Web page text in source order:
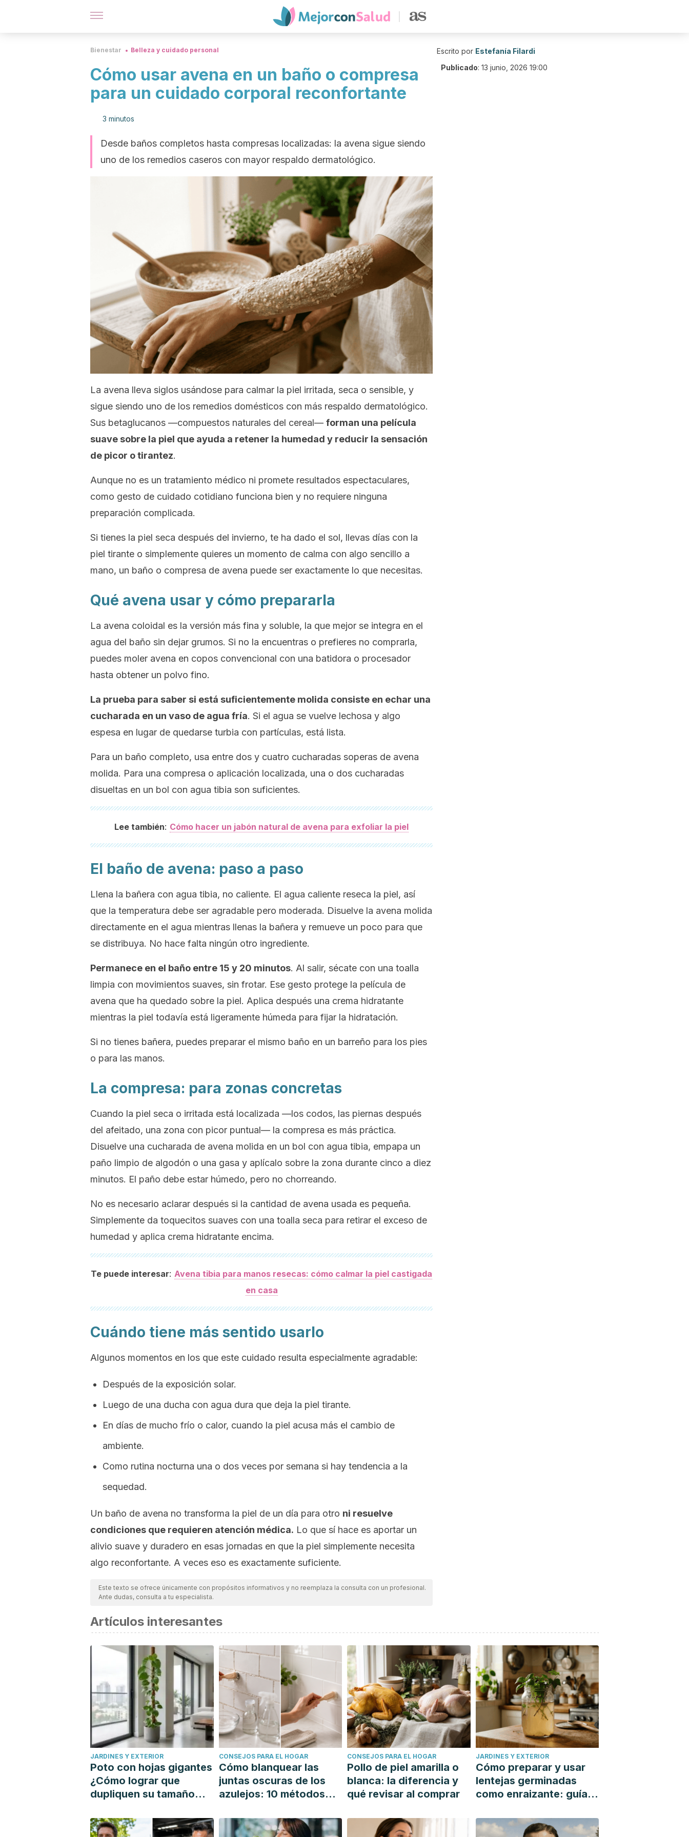
Bienestar Belleza y cuidado personal
Cómo usar avena en un baño o compresa
para un cuidado corporal reconfortante
3 minutos
Desde baños completos hasta compresas localizadas: la avena sigue siendo
uno de los remedios caseros con mayor respaldo dermatológico.
La avena lleva siglos usándose para calmar la piel irritada, seca o sensible, y
sigue siendo uno de los remedios domésticos con más respaldo dermatológico.
Sus betaglucanos —compuestos naturales del cereal— forman una película
suave sobre la piel que ayuda a retener la humedad y reducir la sensación
de picor o tirantez.
Aunque no es un tratamiento médico ni promete resultados espectaculares,
como gesto de cuidado cotidiano funciona bien y no requiere ninguna
preparación complicada.
Si tienes la piel seca después del invierno, te ha dado el sol, llevas días con la
piel tirante o simplemente quieres un momento de calma con algo sencillo a
mano, un baño o compresa de avena puede ser exactamente lo que necesitas.
Qué avena usar y cómo prepararla
La avena coloidal es la versión más fina y soluble, la que mejor se integra en el
agua del baño sin dejar grumos. Si no la encuentras o prefieres no comprarla,
puedes moler avena en copos convencional con una batidora o procesador
hasta obtener un polvo fino.
La prueba para saber si está suficientemente molida consiste en echar una
cucharada en un vaso de agua fría. Si el agua se vuelve lechosa y algo
espesa en lugar de quedarse turbia con partículas, está lista.
Para un baño completo, usa entre dos y cuatro cucharadas soperas de avena
molida. Para una compresa o aplicación localizada, una o dos cucharadas
disueltas en un bol con agua tibia son suficientes.
Lee también: Cómo hacer un jabón natural de avena para exfoliar la piel
El baño de avena: paso a paso
Llena la bañera con agua tibia, no caliente. El agua caliente reseca la piel, así
que la temperatura debe ser agradable pero moderada. Disuelve la avena molida
directamente en el agua mientras llenas la bañera y remueve un poco para que
se distribuya. No hace falta ningún otro ingrediente.
Permanece en el baño entre 15 y 20 minutos. Al salir, sécate con una toalla
limpia con movimientos suaves, sin frotar. Ese gesto protege la película de
avena que ha quedado sobre la piel. Aplica después una crema hidratante
mientras la piel todavía está ligeramente húmeda para fijar la hidratación.
Si no tienes bañera, puedes preparar el mismo baño en un barreño para los pies
o para las manos.
La compresa: para zonas concretas
Cuando la piel seca o irritada está localizada —los codos, las piernas después
del afeitado, una zona con picor puntual— la compresa es más práctica.
Disuelve una cucharada de avena molida en un bol con agua tibia, empapa un
paño limpio de algodón o una gasa y aplícalo sobre la zona durante cinco a diez
minutos. El paño debe estar húmedo, pero no chorreando.
No es necesario aclarar después si la cantidad de avena usada es pequeña.
Simplemente da toquecitos suaves con una toalla seca para retirar el exceso de
humedad y aplica crema hidratante encima.
Te puede interesar: Avena tibia para manos resecas: cómo calmar la piel castigada
en casa
Cuándo tiene más sentido usarlo
Algunos momentos en los que este cuidado resulta especialmente agradable:
Después de la exposición solar.
Luego de una ducha con agua dura que deja la piel tirante.
En días de mucho frío o calor, cuando la piel acusa más el cambio de
ambiente.
Como rutina nocturna una o dos veces por semana si hay tendencia a la
sequedad.
Un baño de avena no transforma la piel de un día para otro ni resuelve
condiciones que requieren atención médica. Lo que sí hace es aportar un
alivio suave y duradero en esas jornadas en que la piel simplemente necesita
algo reconfortante. A veces eso es exactamente suficiente.
Este texto se ofrece únicamente con propósitos informativos y no reemplaza la consulta con un profesional.
Ante dudas, consulta a tu especialista.
Escrito por Estefanía Filardi
Publicado: 13 junio, 2026 19:00
Artículos interesantes
JARDINES Y EXTERIOR
Poto con hojas gigantes
¿Cómo lograr que
dupliquen su tamaño
CONSEJOS PARA EL HOGAR
Cómo blanquear las
juntas oscuras de los
azulejos: 10 métodos
CONSEJOS PARA EL HOGAR
Pollo de piel amarilla o
blanca: la diferencia y
qué revisar al comprar
JARDINES Y EXTERIOR
Cómo preparar y usar
lentejas germinadas
como enraizante: guía